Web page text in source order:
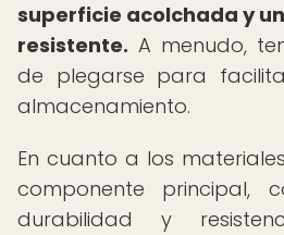
superficie acolchada y
resistente. A menudo,
de plegarse para
almacenamiento.
En cuanto a los
componente principal,
durabilidad y